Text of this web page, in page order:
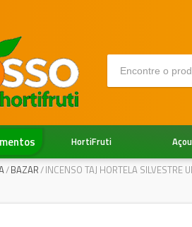
HortiFruti
/BAZAR/INCENSO TAJ HORTELA SILVESTRE